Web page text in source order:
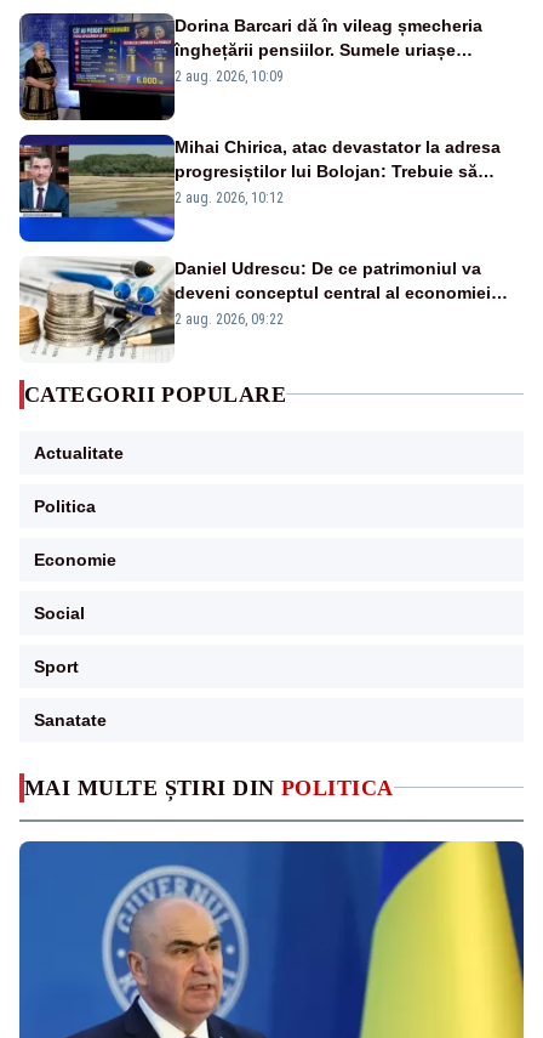
MAI MULTE ȘTIRI DIN POLITICA
Dorina Barcari dă în vileag șmecheria
înghețării pensiilor. Sumele uriașe
pierdute de fiecare român
2 aug. 2026, 10:09
Mihai Chirica, atac devastator la adresa
progresiștilor lui Bolojan: Trebuie să
protejăm și natura, dar nu șținem omaneii
2 aug. 2026, 10:12
Daniel Udrescu: De ce patrimoniul va
deveni conceptul central al economiei
viitoare?
2 aug. 2026, 09:22
CATEGORII POPULARE
Actualitate
Politica
Economie
Social
Sport
Sanatate